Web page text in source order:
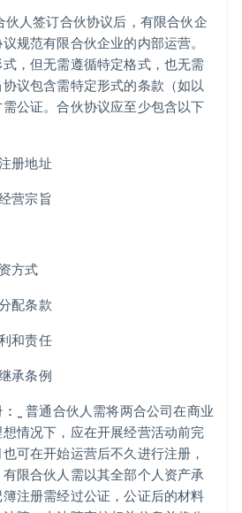
伙人签订合伙协议后，有限合伙企
规范有限合伙企业的内部运营。
，但无需遵循特定格式，也无需
议包含需特定形式的条款（如以
公证。合伙协议应至少包含以下
册地址
营宗旨
方式
配条款
和责任
承条例
_ 普通合伙人需将两合公司在商业
情况下，应在开展经营活动前完
可在开始运营后不久进行注册，
限合伙人需以其全部个人资产承
注册需经过公证，公证后的材料